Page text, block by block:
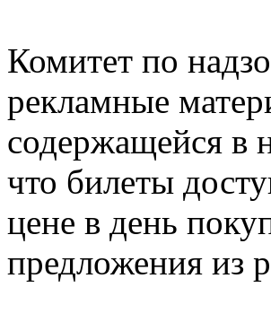
Комитет по
рекламные
содержащейся в
что билеты
цене в день
предложения из